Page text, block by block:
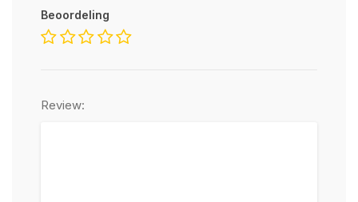
Beoordeling
Review: